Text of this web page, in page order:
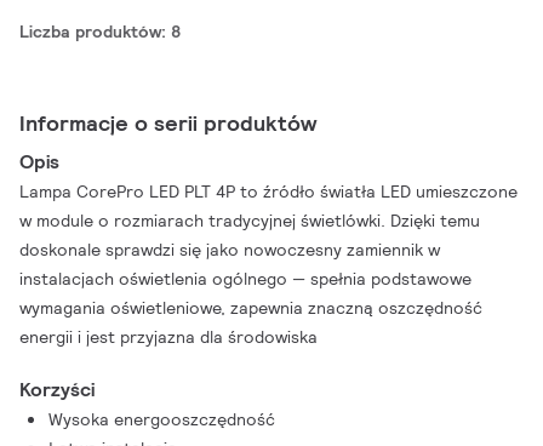
Liczba produktów: 8
Informacje o serii produktów
Opis
Lampa CorePro LED PLT 4P to źródło światła LED umieszczone
w module o rozmiarach tradycyjnej świetlówki. Dzięki temu
doskonale sprawdzi się jako nowoczesny zamiennik w
instalacjach oświetlenia ogólnego — spełnia podstawowe
wymagania oświetleniowe, zapewnia znaczną oszczędność
energii i jest przyjazna dla środowiska
Korzyści
Wysoka energooszczędność